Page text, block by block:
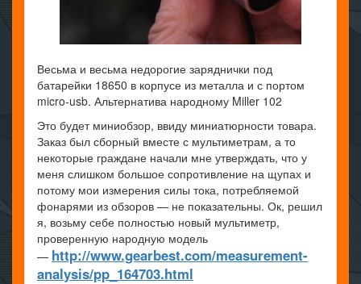
Весьма и весьма недорогие заряднички под
батарейки 18650 в корпусе из металла и с портом
micro-usb. Альтернатива народному Miller 102
Это будет миниобзор, ввиду миниатюрности товара.
Заказ был сборный вместе с мультиметрам, а то
некоторые граждане начали мне утверждать, что у
меня слишком большое сопротивление на щупах и
потому мои измерения силы тока, потребляемой
фонарями из обзоров — не показательны. Ок, решил
я, возьму себе полностью новый мультиметр,
проверенную народную модель
— http://www.gearbest.com/measurement-
analysis/pp_164703.html